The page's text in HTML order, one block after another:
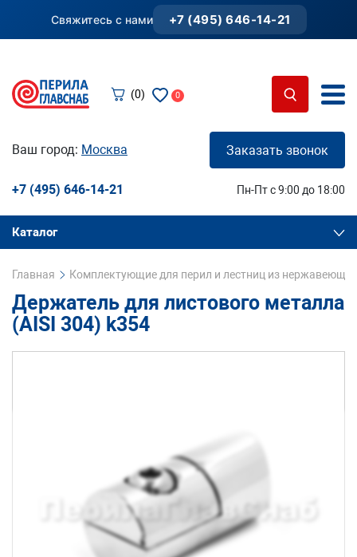
Свяжитесь с нами +7 (495) 646-14-21
(0) 0
Ваш город: Москва Заказать звонок
+7 (495) 646-14-21 Пн-Пт с 9:00 до 18:00
Каталог
Главная Комплектующие для перил и лестниц из
Держатель для листового металла
(AISI 304) k354